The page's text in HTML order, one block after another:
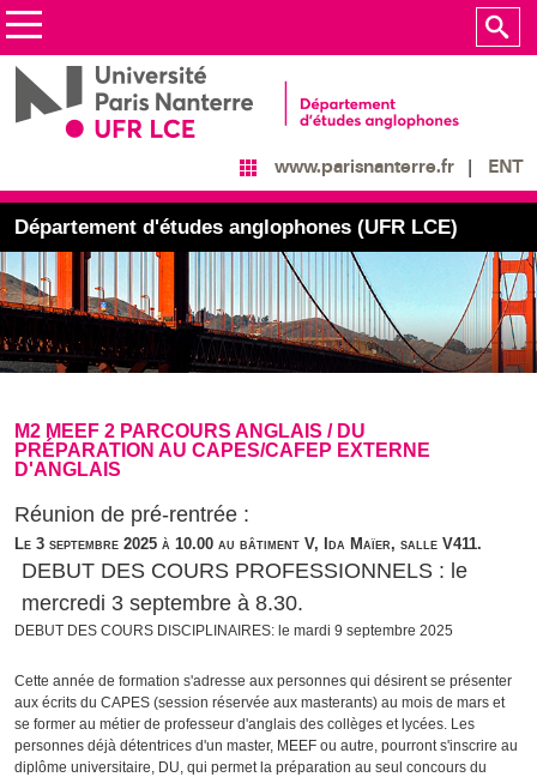
www.parisnanterre.fr ENT
Département d'études anglophones (UFR LCE)
M2 MEEF 2 PARCOURS ANGLAIS / DU
PRÉPARATION AU CAPES/CAFEP EXTERNE
D'ANGLAIS
Réunion de pré-rentrée :
Le 3 septembre 2025 à 10.00 au bâtiment V, Ida Maïer, salle V411.
DEBUT DES COURS PROFESSIONNELS : le
mercredi 3 septembre à 8.30.
DEBUT DES COURS DISCIPLINAIRES: le mardi 9 septembre 2025
Cette année de formation s'adresse aux personnes qui désirent se présenter
aux écrits du CAPES (session réservée aux masterants) au mois de mars et
se former au métier de professeur d'anglais des collèges et lycées. Les
personnes déjà détentrices d'un master, MEEF ou autre, pourront s'inscrire au
diplôme universitaire, DU, qui permet la préparation au seul concours du